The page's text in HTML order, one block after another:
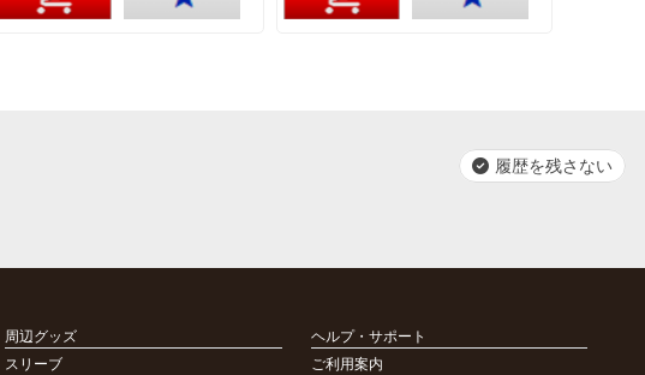
履歴を残さない
周辺グッズ
スリーブ
ヘルプ・サポート
ご利用案内